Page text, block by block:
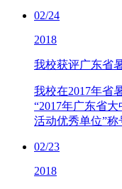
02/24
2018
我校获评广东省
我校在2017年省
“2017年广东省
活动优秀单位”称
02/23
2018